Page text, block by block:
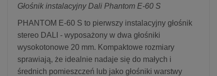
Głośnik instalacyjny Dali Phantom E-60 S
PHANTOM E-60 S to pierwszy instalacyjny głośnik
stereo DALI - wyposażony w dwa głośniki
wysokotonowe 20 mm. Kompaktowe rozmiary
sprawiają, że idealnie nadaje się do małych i
średnich pomieszczeń lub jako głośniki warstwy